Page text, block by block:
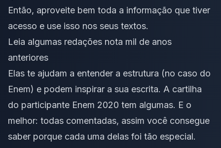
Então, aproveite bem toda a informação que tiver
acesso e use isso nos seus textos.
Leia algumas redações nota mil de anos
anteriores
Elas te ajudam a entender a estrutura (no caso do
Enem) e podem inspirar a sua escrita. A cartilha
do participante Enem 2020 tem algumas. E o
melhor: todas comentadas, assim você consegue
saber porque cada uma delas foi tão especial.